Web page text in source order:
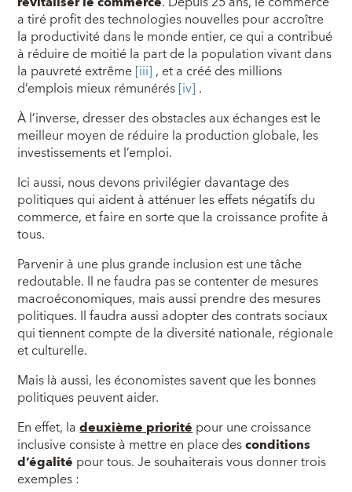
a tiré profit des technologies nouvelles pour accroître
la productivité dans le monde entier, ce qui a contribué
à réduire de moitié la part de la population vivant dans
la pauvreté extrême[iii], et a créé des millions
d’emplois mieux rémunérés[iv] .
À l’inverse, dresser des obstacles aux échanges est le
meilleur moyen de réduire la production globale, les
investissements et l’emploi.
Ici aussi, nous devons privilégier davantage des
politiques qui aident à atténuer les effets négatifs du
commerce, et faire en sorte que la croissance profite à
tous.
Parvenir à une plus grande inclusion est une tâche
redoutable. Il ne faudra pas se contenter de mesures
macroéconomiques, mais aussi prendre des mesures
politiques. Il faudra aussi adopter des contrats sociaux
qui tiennent compte de la diversité nationale, régionale
et culturelle.
Mais là aussi, les économistes savent que les bonnes
politiques peuvent aider.
En effet, ladeuxième prioritépour une croissance
inclusive consiste à mettre en place desconditions
d’égalité pour tous. Je souhaiterais vous donner trois
exemples :